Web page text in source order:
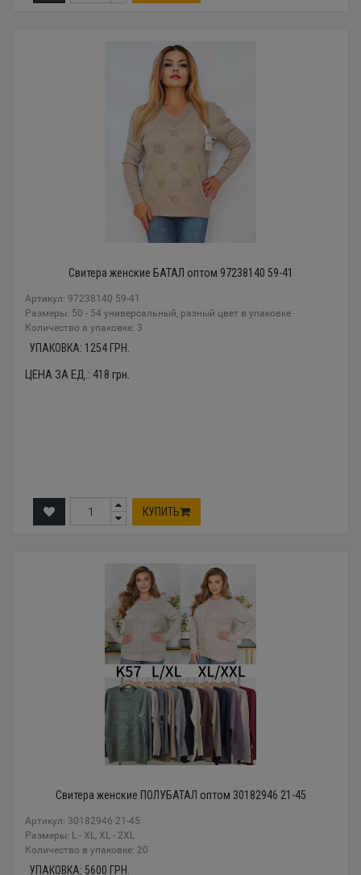
Свитера женские БАТАЛ оптом 97238140 59-41
Артикул: 97238140 59-41
Размеры: 50 - 54 универсальный, разный цвет в упаковке
Количество в упаковке: 3
УПАКОВКА: 1254 ГРН.
ЦЕНА ЗА ЕД.: 418 грн.
КУПИТЬ
Свитера женские ПОЛУБАТАЛ оптом 30182946 21-45
Артикул: 30182946 21-45
Размеры: L - XL, XL - 2XL
Количество в упаковке: 20
УПАКОВКА: 5600 ГРН.